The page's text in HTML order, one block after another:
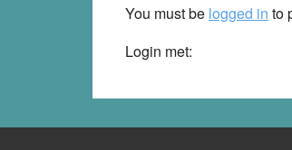
You must be logged in to
Login met: